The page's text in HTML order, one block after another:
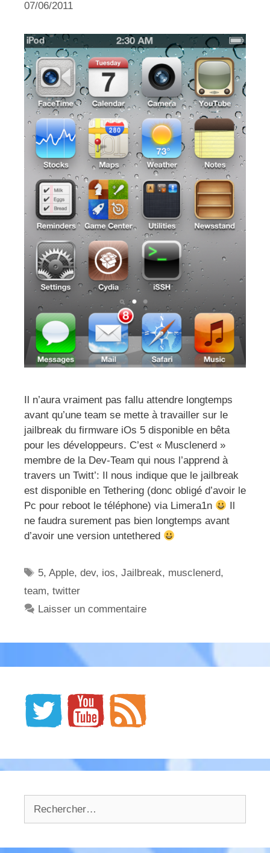
07/06/2011
Il n’aura vraiment pas fallu attendre longtemps
avant qu’une team se mette à travailler sur le
jailbreak du firmware iOs 5 disponible en bêta
pour les développeurs. C’est « Musclenerd »
membre de la Dev-Team qui nous l’apprend à
travers un Twitt’: Il nous indique que le jailbreak
est disponible en Tethering (donc obligé d’avoir le
Pc pour reboot le téléphone) via Limera1n
ne faudra surement pas bien longtemps avant
d’avoir une version untethered
Étiquettes
5,Apple,dev, ios,Jailbreak, musclenerd,
team, twitter
Laisser un commentaire